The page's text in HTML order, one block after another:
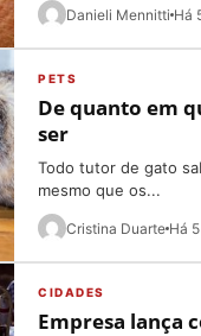
Danieli Mennitti Há
PETS
De quanto em
ser
Todo tutor de gato
mesmo que os...
Cristina Duarte Há
CIDADES
Empresa lança